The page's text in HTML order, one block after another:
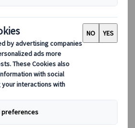
temporada
Clima
Japón son uno de los atractivos que
durante todo el año. Desde la
hasta los paisajes nevados del
el paisaje y ofrece actividades
diferentes. En esta guía encontrarás
por región y recomendaciones
viajar a Japón según tus intereses.